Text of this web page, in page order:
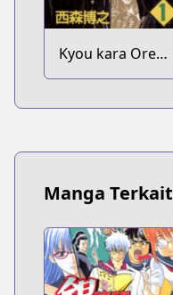
Kyou kara Ore
wa!!
Manga Terkait